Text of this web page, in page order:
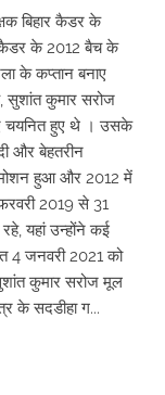
बिहार कैडर के
कैडर के 2012 बैच के
के कप्तान बनाए
सुशांत कुमार सरोज
चयनित हुए थे । उसके
और बेहतरीन
हुआ और 2012 में
2019 से 31
यहां उन्होंने कई
4 जनवरी 2021 को
कुमार सरोज मूल
के सदडीहा ग...